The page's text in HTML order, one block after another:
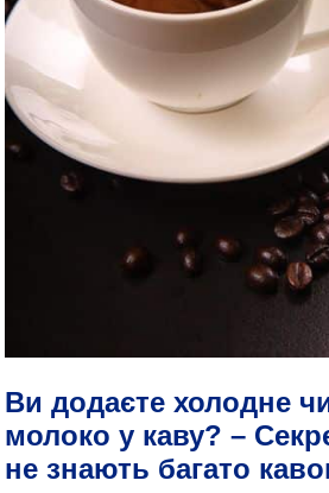
Ви додаєте холодне
молоко у каву? –
не знають багато